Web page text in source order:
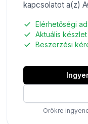
kapcsolatot a(z)
Elérhetőségi
Aktuális
Beszerzési
Örökre